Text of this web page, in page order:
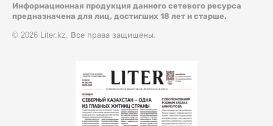
Информационная продукция данного сетевого ресурса
предназначена для лиц, достигших 18 лет и старше.
© 2026 Liter.kz. Все права защищены.